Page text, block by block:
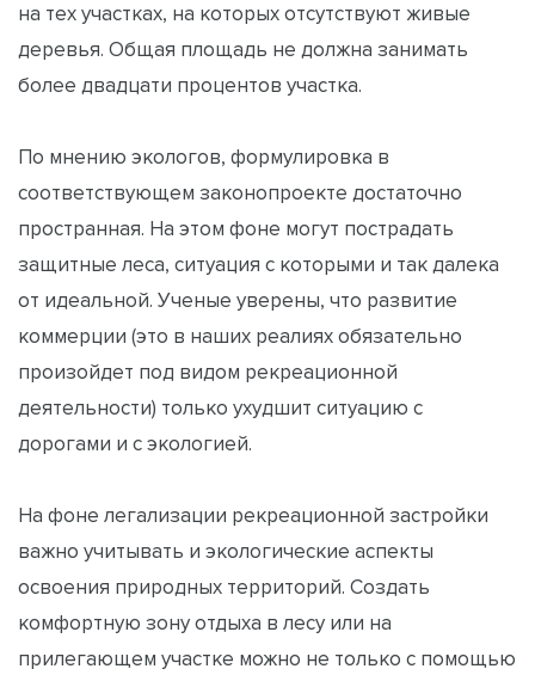
на тех участках, на которых отсутствуют живые
деревья. Общая площадь не должна занимать
более двадцати процентов участка.
По мнению экологов, формулировка в
соответствующем законопроекте достаточно
пространная. На этом фоне могут пострадать
защитные леса, ситуация с которыми и так далека
от идеальной. Ученые уверены, что развитие
коммерции (это в наших реалиях обязательно
произойдет под видом рекреационной
деятельности) только ухудшит ситуацию с
дорогами и с экологией.
На фоне легализации рекреационной застройки
важно учитывать и экологические аспекты
освоения природных территорий. Создать
комфортную зону отдыха в лесу или на
прилегающем участке можно не только с помощью